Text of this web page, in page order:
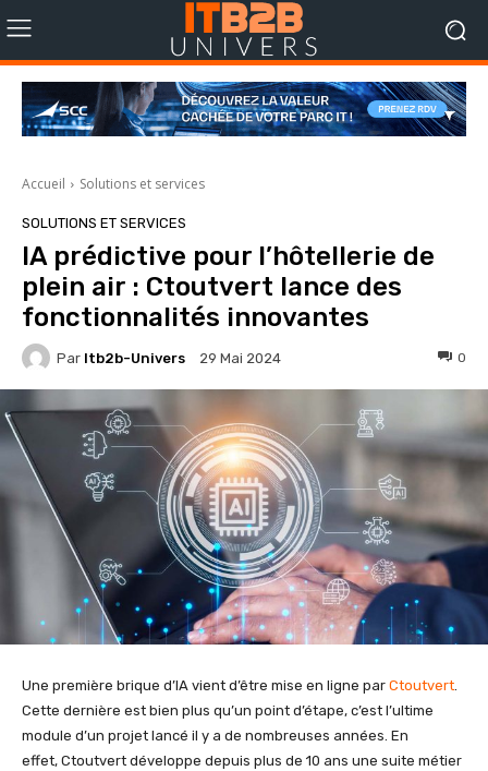
Accueil Solutions et services
SOLUTIONS ET SERVICES
IA prédictive pour l’hôtellerie de
plein air : Ctoutvert lance des
fonctionnalités innovantes
Par Itb2b-Univers 29 Mai 2024 0
Une première brique d’IA vient d’être mise en ligne par Ctoutvert.
Cette dernière est bien plus qu’un point d’étape, c’est l’ultime
module d’un projet lancé il y a de nombreuses années. En
effet, Ctoutvert développe depuis plus de 10 ans une suite métier